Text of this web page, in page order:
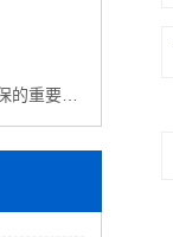
要性！